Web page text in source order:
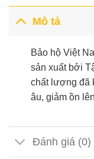
Mô tả
Bảo hộ Việt
sản xuất bởi
chất lượng đã
âu, giảm ồn
Đánh giá (0)